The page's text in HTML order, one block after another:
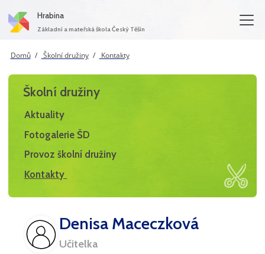
Hrabina
Základní a mateřská škola Český Těšín
Domů Školní družiny Kontakty
Školní družiny
Aktuality
Fotogalerie ŠD
Provoz školní družiny
Kontakty
Denisa Maceczková
Učitelka